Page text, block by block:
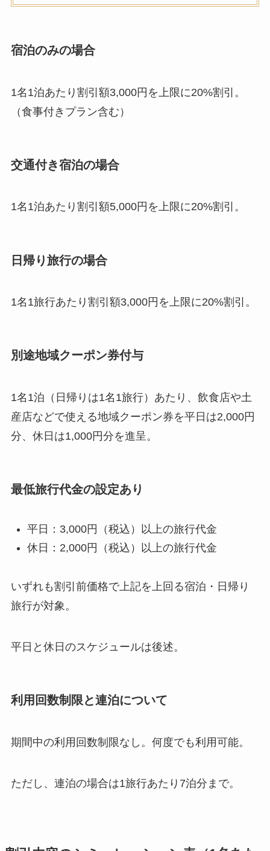
宿泊のみの場合
1名1泊あたり割引額3,000円を上限に20%割引。
（食事付きプラン含む）
交通付き宿泊の場合
1名1泊あたり割引額5,000円を上限に20%割引。
日帰り旅行の場合
1名1旅行あたり割引額3,000円を上限に20%割引。
別途地域クーポン券付与
1名1泊（日帰りは1名1旅行）あたり、飲食店や土
産店などで使える地域クーポン券を平日は2,000円
分、休日は1,000円分を進呈。
最低旅行代金の設定あり
平日：3,000円（税込）以上の旅行代金
休日：2,000円（税込）以上の旅行代金
いずれも割引前価格で上記を上回る宿泊・日帰り
旅行が対象。
平日と休日のスケジュールは後述。
利用回数制限と連泊について
期間中の利用回数制限なし。何度でも利用可能。
ただし、連泊の場合は1旅行あたり7泊分まで。